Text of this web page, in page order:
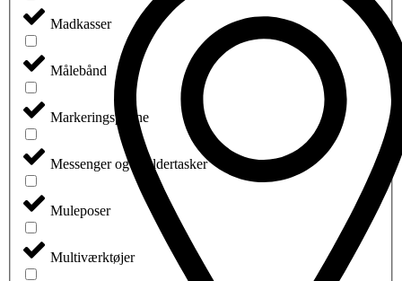
Madkasser
Målebånd
Markeringspenne
Messenger og skuldertasker
Muleposer
Multiværktøjer